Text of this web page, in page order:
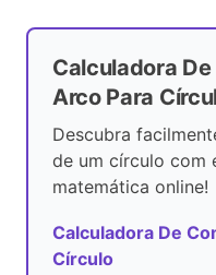
Calculadora
Arco Para
Descubra
de um círculo com
matemática online!
Calculadora De
Círculo